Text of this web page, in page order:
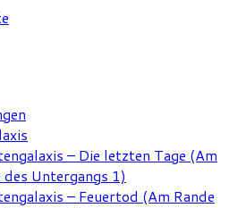
– Die letzten Tage (Am
des Untergangs 1)
– Feuertod (Am Rande